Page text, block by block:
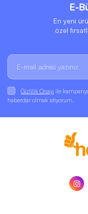
E-
En yeni
özel
Gizlilik Onayı ile
haberdar olmak istiyorum.